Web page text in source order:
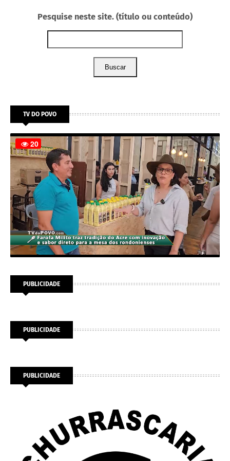
Pesquise neste site. (título ou conteúdo)
Buscar
TV DO POVO
PUBLICIDADE
PUBLICIDADE
PUBLICIDADE